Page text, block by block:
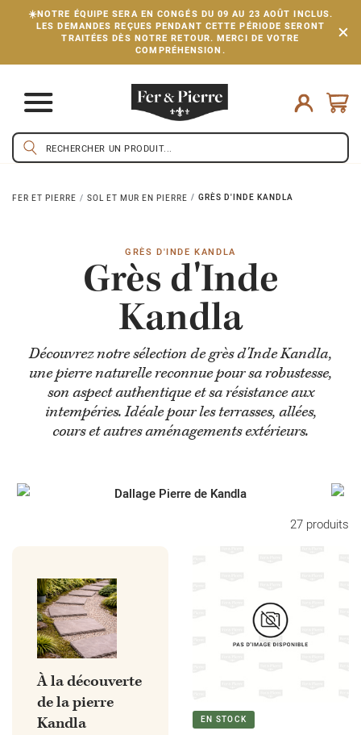
☀️NOTRE ÉQUIPE SERA EN CONGÉS DU 09 AU 23 AOÛT INCLUS.
LES DEMANDES REÇUES PENDANT CETTE PÉRIODE SERONT
TRAITÉES DÈS NOTRE RETOUR. MERCI DE VOTRE
COMPRÉHENSION.
FER ET PIERRE SOL ET MUR EN PIERRE GRÈS D'INDE KANDLA
GRÈS D'INDE KANDLA
Grès d'Inde
Kandla
Découvrez notre sélection de grès d'Inde Kandla,
une pierre naturelle reconnue pour sa robustesse,
son aspect authentique et sa résistance aux
intempéries. Idéale pour les terrasses, allées,
cours et autres aménagements extérieurs.
Dallage Pierre de Kandla
27 produits
À la découverte
de la pierre
Kandla
EN STOCK